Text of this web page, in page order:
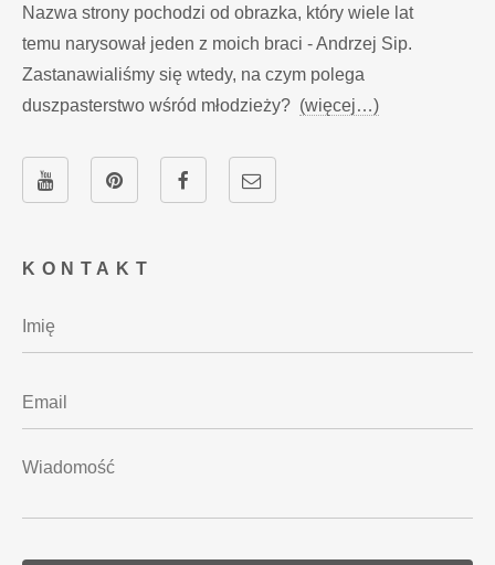
KONTAKT
Nazwa strony pochodzi od obrazka, który wiele lat
temu narysował jeden z moich braci - Andrzej Sip.
Zastanawialiśmy się wtedy, na czym polega
duszpasterstwo wśród młodzieży? (więcej…)